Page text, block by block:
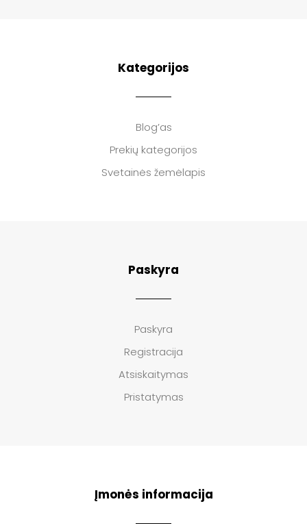
Kategorijos
Blog’as
Prekių kategorijos
Svetainės žemėlapis
Paskyra
Paskyra
Registracija
Atsiskaitymas
Pristatymas
Įmonės informacija